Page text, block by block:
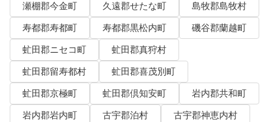
瀬棚郡今金町
久遠郡せたな町
島牧郡島牧村
寿都郡寿都町
寿都郡黒松内町
磯谷郡蘭越町
虻田郡ニセコ町
虻田郡真狩村
虻田郡留寿都村
虻田郡喜茂別町
虻田郡京極町
虻田郡倶知安町
岩内郡共和町
岩内郡岩内町
古宇郡泊村
古宇郡神恵内村